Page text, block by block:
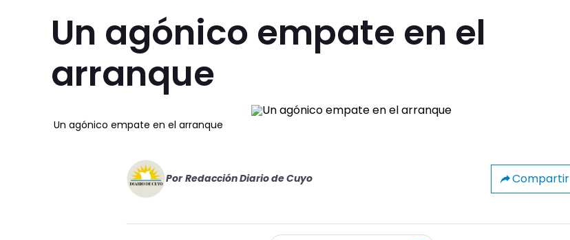
Un agónico empate en el
arranque
Un agónico empate en el arranque
Por Redacción Diario de Cuyo Compartir